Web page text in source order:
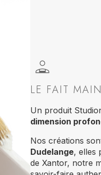
LE FAIT
Un produit
dimension
Nos créations
Dudelange, elles
de Xantor, notre